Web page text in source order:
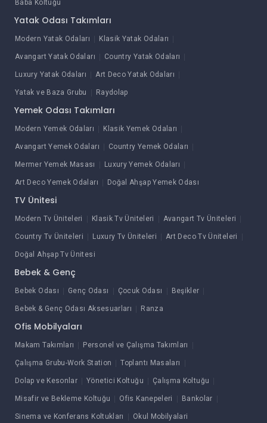
Baba Koltuğu
Yatak Odası Takımları
Modern Yatak Odaları Klasik Yatak Odaları
Avangart Yatak Odaları Country Yatak Odaları
Luxury Yatak Odaları Art Deco Yatak Odaları
Yatak ve Baza Grubu Raydolap
Yemek Odası Takımları
Modern Yemek Odaları Klasik Yemek Odaları
Avangart Yemek Odaları Country Yemek Odaları
Mermer Yemek Masası Luxury Yemek Odaları
Art Deco Yemek Odaları Doğal Ahşap Yemek Odası
TV Ünitesi
Modern Tv Üniteleri Klasik Tv Üniteleri Avangart Tv Üniteleri
Country Tv Üniteleri Luxury Tv Üniteleri Art Deco Tv Üniteleri
Doğal Ahşap Tv Ünitesi
Bebek & Genç
Bebek Odası Genç Odası Çocuk Odası Beşikler
Bebek & Genç Odası Aksesuarları Ranza
Ofis Mobilyaları
Makam Takımları Personel ve Çalışma Takımları
Çalışma Grubu-Work Station Toplantı Masaları
Dolap ve Kesonlar Yönetici Koltuğu Çalışma Koltuğu
Misafir ve Bekleme Koltuğu Ofis Kanepeleri Bankolar
Sinema ve Konferans Koltukları Okul Mobilyalari